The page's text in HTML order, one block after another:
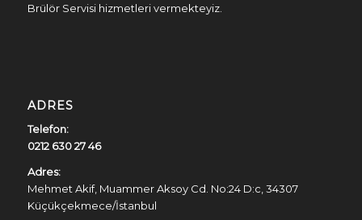
Brülör Servisi hizmetleri vermekteyiz.
ADRES
Telefon:
0212 630 27 46
Adres:
Mehmet Akif, Muammer Aksoy Cd. No:24 D:c, 34307
Küçükçekmece/İstanbul